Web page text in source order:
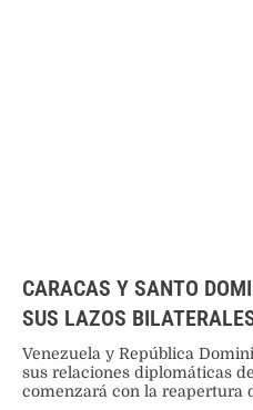
CARACAS Y SANTO
SUS LAZOS
Venezuela y República
sus relaciones diplomáticas
comenzará con la reapertura